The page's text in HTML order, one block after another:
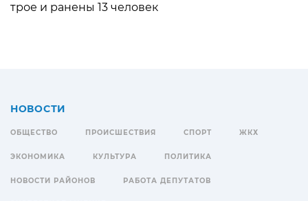
трое и ранены 13 человек
НОВОСТИ
ОБЩЕСТВО ПРОИСШЕСТВИЯ СПОРТ ЖКХ
ЭКОНОМИКА КУЛЬТУРА ПОЛИТИКА
НОВОСТИ РАЙОНОВ РАБОТА ДЕПУТАТОВ